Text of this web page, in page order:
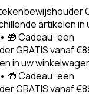
artikelen in
🎁 Cadeau: een
GRATIS vanaf
in uw
🎁 Cadeau: een
GRATIS vanaf